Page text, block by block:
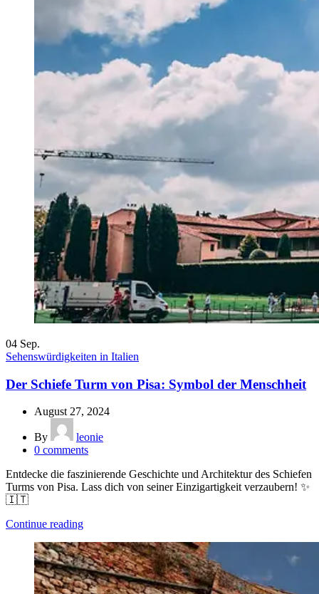
04 Sep.
Sehenswürdigkeiten in Italien
Der Schiefe Turm von Pisa: Symbol der Menschheit
August 27, 2024
By
leonie
0 comments
Entdecke die faszinierende Geschichte und Architektur des Schiefen
Turms von Pisa. Lass dich von seiner Einzigartigkeit verzaubern! ✨
🇮🇹
Continue reading